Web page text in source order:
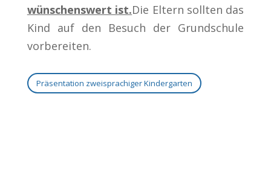
wünschenswert ist.Die Eltern sollten das
Kind auf den Besuch der Grundschule
vorbereiten.
Präsentation zweisprachiger Kindergarten